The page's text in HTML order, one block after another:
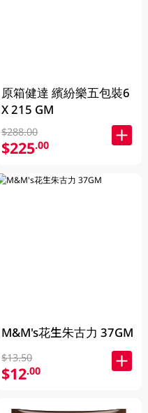
原箱健達 繽紛樂五包裝6
X 215 GM
$288.00
$225.00
M&M's花生朱古力 37GM
$13.50
$12.00